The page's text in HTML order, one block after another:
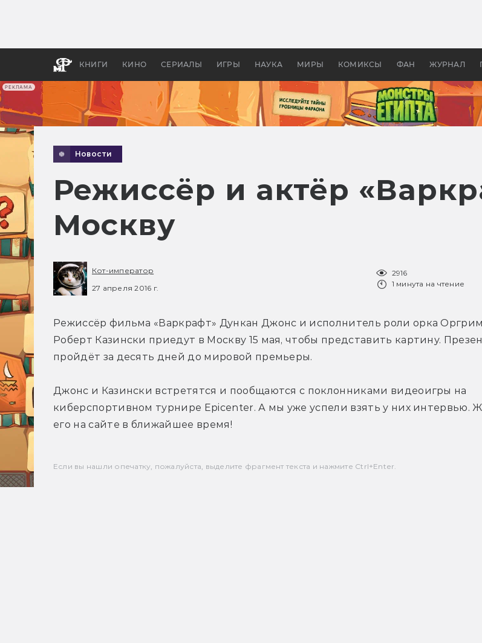
РЕКЛАМА
КНИГИ КИНО СЕРИАЛЫ ИГРЫ НАУКА МИРЫ КОМИКСЫ ФАН ЖУРНАЛ
бы «Властелина колец»
Древней
Новости
Режиссёр и актёр
Москву
Кот-император
27 апреля 2016 г.
2916
1 минута на чтение
Режиссёр фильма «Варкрафт» Дункан Джонс и исполнитель роли орка
Роберт Казински приедут в Москву 15 мая, чтобы представить картину.
пройдёт за десять дней до мировой премьеры.
Джонс и Казински встретятся и пообщаются с поклонниками видеоигры на
киберспортивном турнире Epicenter. А мы уже успели взять у них интервью.
его на сайте в ближайшее время!
Если вы нашли опечатку, пожалуйста, выделите фрагмент текста и нажмите Ctrl+Enter.